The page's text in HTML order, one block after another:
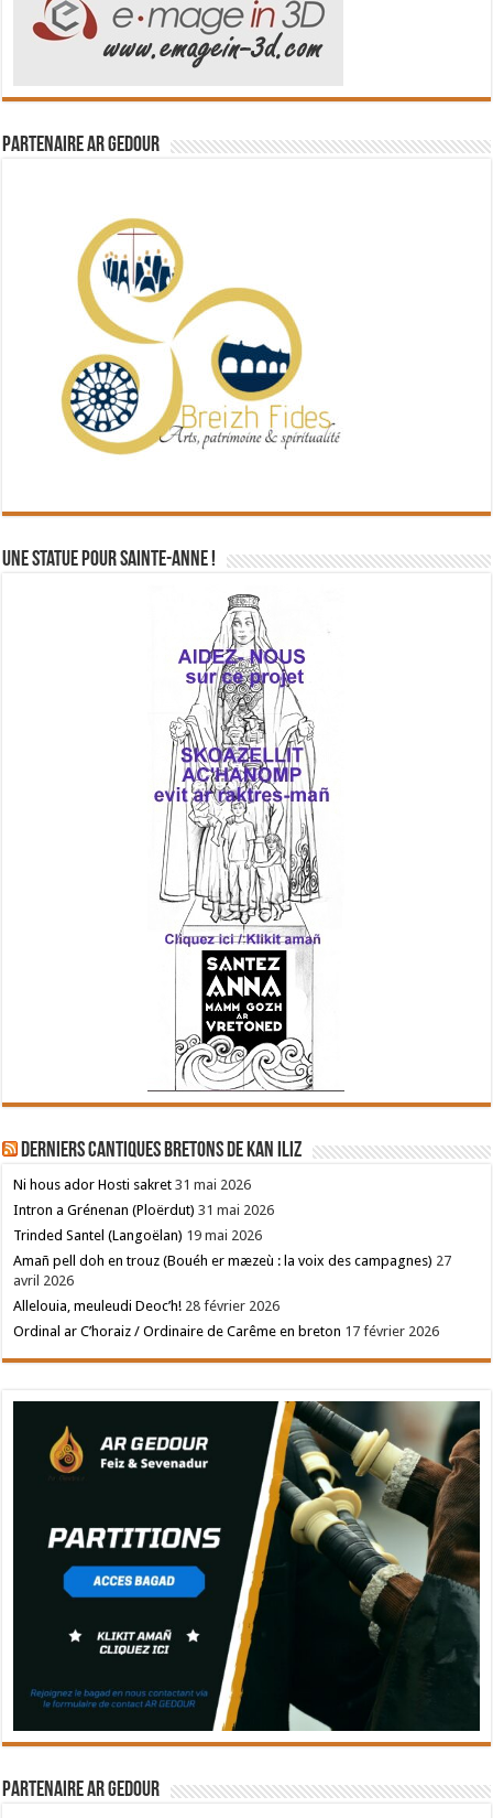
Partenaire Ar Gedour
Une statue pour Sainte-Anne !
Derniers cantiques bretons de Kan Iliz
Ni hous ador Hosti sakret 31 mai 2026
Intron a Grénenan (Ploërdut) 31 mai 2026
Trinded Santel (Langoëlan) 19 mai 2026
Amañ pell doh en trouz (Bouéh er mæzeù : la voix des campagnes) 27
avril 2026
Allelouia, meuleudi Deoc’h! 28 février 2026
Ordinal ar C’horaiz / Ordinaire de Carême en breton 17 février 2026
Partenaire Ar Gedour